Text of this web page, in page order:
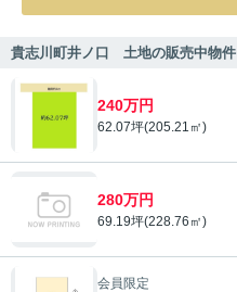
貴志川町井ノ口 土地の販売中物件
240万円
62.07坪(205.21㎡)
280万円
69.19坪(228.76㎡)
会員限定